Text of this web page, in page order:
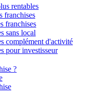
rentables
franchises
franchises
sans local
complément d'activité
pour investisseur
?